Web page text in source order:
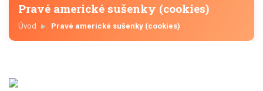
Pravé americké sušenky (cookies)
Úvod Pravé americké sušenky (cookies)